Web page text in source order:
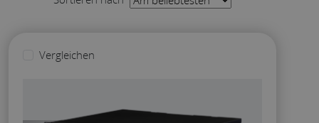
Rackdichte
Vergleichen